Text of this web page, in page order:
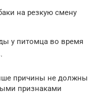
на резкую смену
у питомца во время
причины не должны
признаками